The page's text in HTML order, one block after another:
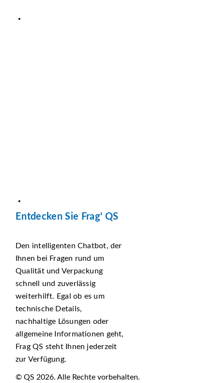
Entdecken Sie Frag' QS
Den intelligenten Chatbot, der
Ihnen bei Fragen rund um
Qualität und Verpackung
schnell und zuverlässig
weiterhilft. Egal ob es um
technische Details,
nachhaltige Lösungen oder
allgemeine Informationen geht,
Frag QS steht Ihnen jederzeit
zur Verfügung.
© QS 2026. Alle Rechte vorbehalten.